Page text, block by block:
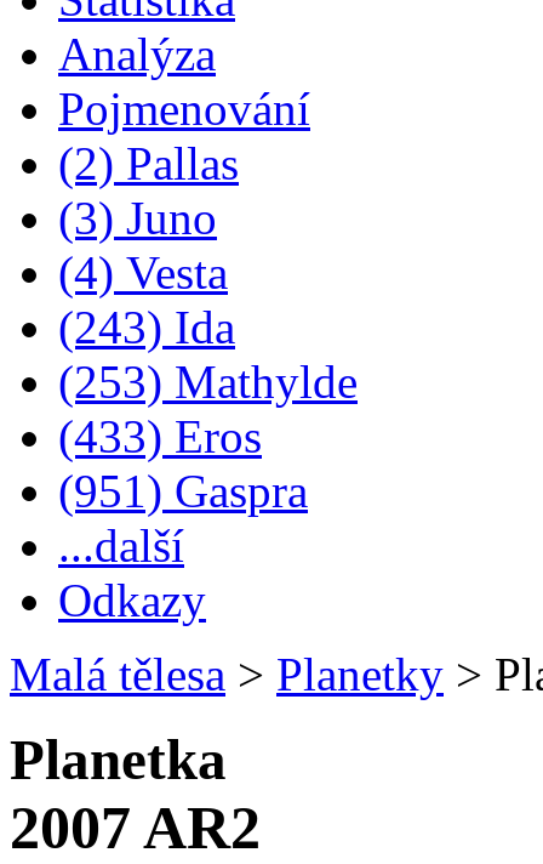
Analýza
Pojmenování
(2) Pallas
(3) Juno
(4) Vesta
(243) Ida
(253) Mathylde
(433) Eros
(951) Gaspra
...další
Odkazy
Malá tělesa > Planetky >
Planetka
2007 AR2